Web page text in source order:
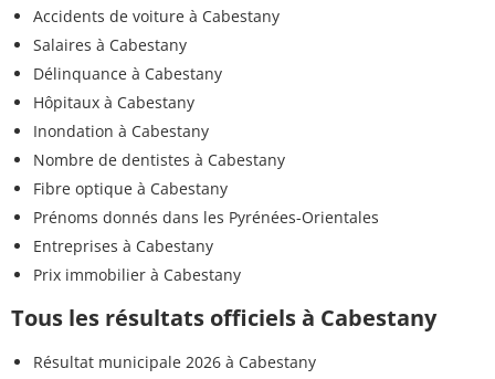
Accidents de voiture à Cabestany
Salaires à Cabestany
Délinquance à Cabestany
Hôpitaux à Cabestany
Inondation à Cabestany
Nombre de dentistes à Cabestany
Fibre optique à Cabestany
Prénoms donnés dans les Pyrénées-Orientales
Entreprises à Cabestany
Prix immobilier à Cabestany
Tous les résultats officiels à Cabestany
Résultat municipale 2026 à Cabestany